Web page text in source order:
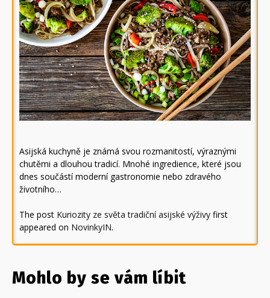
Asijská kuchyně je známá svou rozmanitostí, výraznými
chutěmi a dlouhou tradicí. Mnohé ingredience, které jsou
dnes součástí moderní gastronomie nebo zdravého
životního…
The post Kuriozity ze světa tradiční asijské výživy first
appeared on NovinkyIN.
Mohlo by se vám líbit